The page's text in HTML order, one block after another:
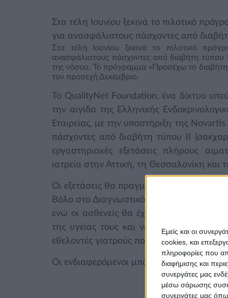
Εμείς και οι
cookies, και
πληροφορίες που
διαφήμισης και
συνεργάτες μας
μέσω σάρωσης
συνεργάτες μας
Στα τέλη Ιουνίου ξεκινά το πιλοτικό
για ανασφάλιστους πάσχοντες από
Στα τέλη Ιουνίου ξεκινά το πιλοτικό
ανασφάλιστους πάσχοντες από διαβήτη
της νόσου. Το πρόγραμμα «Προσέχω το διαβήτη
τον προσεχή Δεκέμβριο.
Το QualityNet Foundation, ένα δίκτυο
την αιγίδα της Ελληνικής
Εταιρείας, με την υποστήριξη της
πάσχοντες από διαβήτη τύπου ΙΙ
εργαστηριακές εξετάσεις πλήρους
ιατρεία στην Αττική, τη Θεσσαλονίκη και
Οι εξετάσεις θα πραγματοποιούνται στις
Βόλο στο Διαγνωστικό Κέντρο
ενώ οι ασθενείς θα έχουν τη
της υγείας τους και να παραλαμβάνουν
εθελοντές γιατρούς που συμμετέχουν
Οι ενδιαφερόμενοι μπορούν να